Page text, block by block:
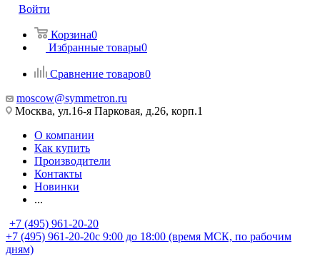
Войти
Корзина0
Избранные товары0
Сравнение товаров0
moscow@symmetron.ru
Москва, ул.16-я Парковая, д.26, корп.1
О компании
Как купить
Производители
Контакты
Новинки
...
+7 (495) 961-20-20
+7 (495) 961-20-20с 9:00 до 18:00 (время МСК, по рабочим
дням)